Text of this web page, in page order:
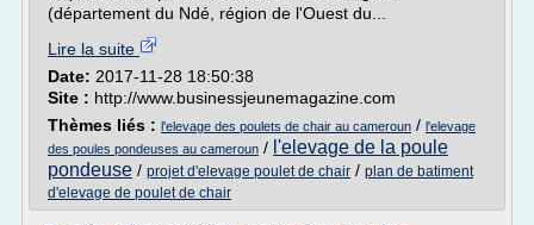
(département du Ndé, région de l'Ouest du...
Lire la suite
Date: 2017-11-28 18:50:38
Site : http://www.businessjeunemagazine.com
Thèmes liés : l'elevage des poulets de chair au cameroun / l'elevage
des poules pondeuses au cameroun / l'elevage de la poule
pondeuse / projet d'elevage poulet de chair / plan de batiment
d'elevage de poulet de chair